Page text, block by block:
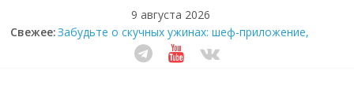
9 августа 2026
Свежее:
Секрет супергидратации: почему кокосовая вода с
пребиотиками становится главным трендом
здорового питания
Забудьте о скучных ужинах: шеф-приложение,